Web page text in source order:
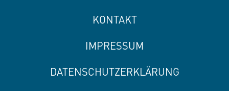
KONTAKT
IMPRESSUM
DATENSCHUTZERKLÄRUNG